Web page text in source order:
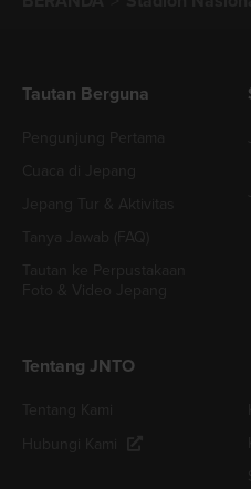
Tautan Berguna
Tentang JNTO